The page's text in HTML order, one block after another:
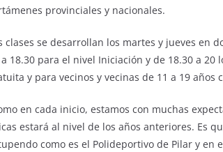
provinciales y nacionales.
clases se desarrollan los martes y jueves en
a 18.30 para el nivel Iniciación y de 18.30 a
y para vecinos y vecinas de 11 a 19 años
en cada inicio, estamos con muchas
estará al nivel de los años anteriores. Es
como es el Polideportivo de Pilar y en